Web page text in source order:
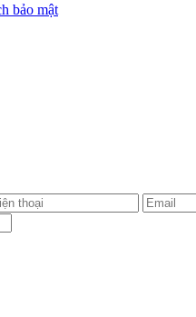
bảo mật